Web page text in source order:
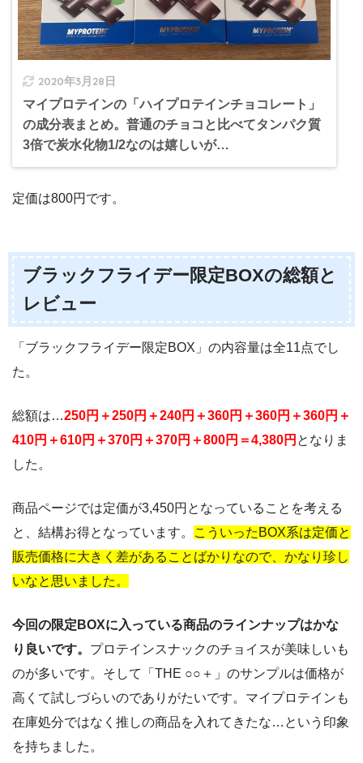
2020年3月28日
マイプロテインの「ハイプロテインチョコレート」
の成分表まとめ。普通のチョコと比べてタンパク質
3倍で炭水化物1/2なのは嬉しいが…
定価は800円です。
ブラックフライデー限定BOXの総額と
レビュー
「ブラックフライデー限定BOX」の内容量は全11点でし
た。
総額は…250円＋250円＋240円＋360円＋360円＋360円＋
410円＋610円＋370円＋370円＋800円＝4,380円 となりま
した。
商品ページでは定価が3,450円となっていることを考える
と、結構お得となっています。
こういったBOX系は定価と
販売価格に大きく差があることばかりなので、かなり珍し
いなと思いました。
今回の限定BOXに入っている商品のラインナップはかな
り良いです。 プロテインスナックのチョイスが美味しいも
のが多いです。そして「THE ○○＋」のサンプルは価格が
高くて試しづらいのでありがたいです。マイプロテインも
在庫処分ではなく推しの商品を入れてきたな…という印象
を持ちました。